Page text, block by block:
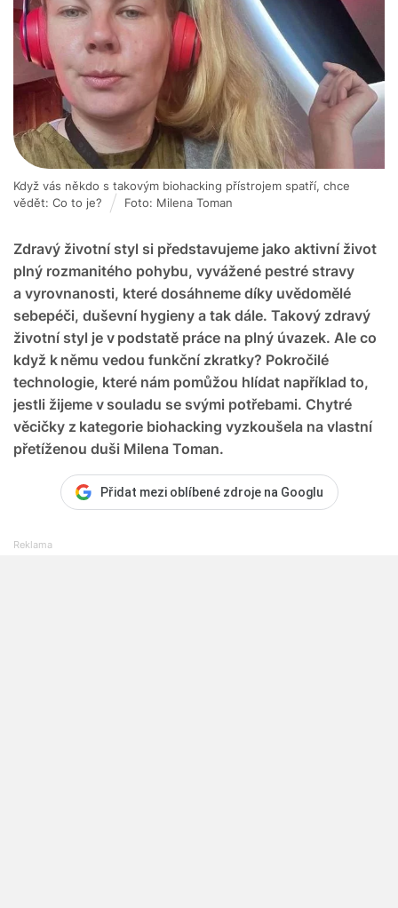
Zdravý životní styl si představujeme jako aktivní život
plný rozmanitého pohybu, vyvážené pestré stravy
a vyrovnanosti, které dosáhneme díky uvědomělé
sebepéči, duševní hygieny a tak dále. Takový zdravý
životní styl je v podstatě práce na plný úvazek. Ale co
když k němu vedou funkční zkratky? Pokročilé
technologie, které nám pomůžou hlídat například to,
jestli žijeme v souladu se svými potřebami. Chytré
věcičky z kategorie biohacking vyzkoušela na vlastní
přetíženou duši Milena Toman.
Když vás někdo s takovým biohacking přístrojem spatří, chce
vědět: Co to je?
Foto: Milena Toman
Přidat mezi oblíbené zdroje na Googlu